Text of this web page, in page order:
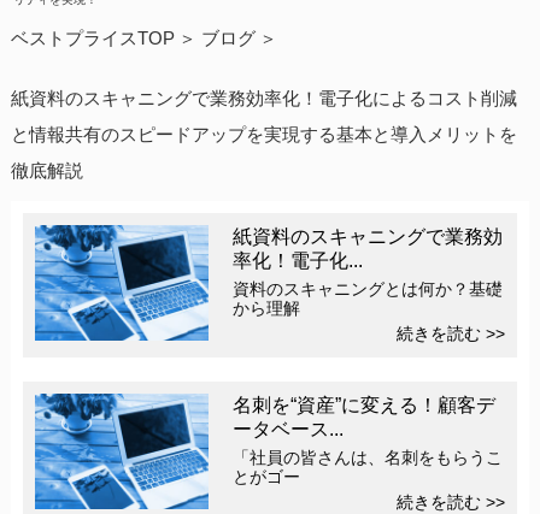
ベストプライスTOP ブログ
紙資料のスキャニングで業務効率化！電子化によるコスト削減
と情報共有のスピードアップを実現する基本と導入メリットを
徹底解説
紙資料のスキャニングで業務効
率化！電子化...
資料のスキャニングとは何か？基礎
から理解
続きを読む >>
名刺を“資産”に変える！顧客デ
ータベース...
「社員の皆さんは、名刺をもらうこ
とがゴー
続きを読む >>